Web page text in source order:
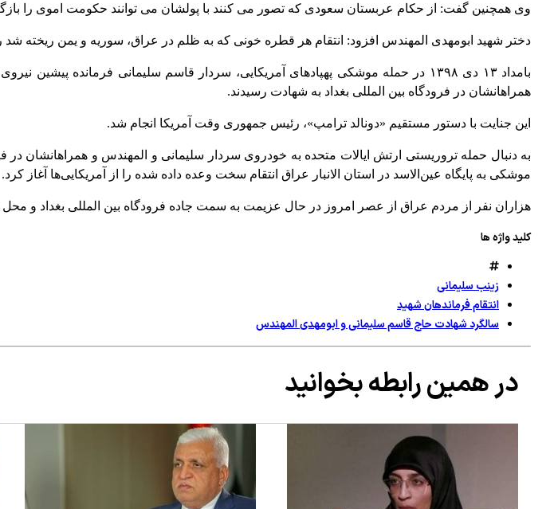
وی همچنین گفت: از حکام عربستان سعودی که تصور می کنند با پولشان می توانند حکومت اموی را
دختر شهید ابومهدی المهندس افزود: انتقام هر قطره خونی که به ظلم در عراق، سوریه و یمن ریخته
بامداد ۱۳ دی ۱۳۹۸ در حمله موشکی پهپادهای آمریکایی، سردار قاسم سلیمانی
همراهانشان در فرودگاه بین المللی بغداد به شهادت رسیدند.
این جنایت با دستور مستقیم «دونالد ترامپ»، رئیس جمهوری وقت آمریکا انجام شد.
موشکی به پایگاه عین‌الاسد در استان الانبار عراق انتقام سخت وعده داده شده را از آمریکایی‌ها آغاز کرد.
هزاران نفر از مردم عراق از عصر امروز در حال عزیمت به سمت جاده فرودگاه بین المللی بغداد و
کلید واژه ها
زینب سلیمانی
انتقام فرماندهان شهید
سالگرد شهادت حاج قاسم سلیمانی و ابومهدی المهندس
در همین رابطه بخوانید